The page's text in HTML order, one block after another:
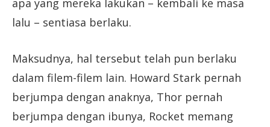
apa yang mereka lakukan – kembali ke masa
lalu – sentiasa berlaku.
Maksudnya, hal tersebut telah pun berlaku
dalam filem-filem lain. Howard Stark pernah
berjumpa dengan anaknya, Thor pernah
berjumpa dengan ibunya, Rocket memang